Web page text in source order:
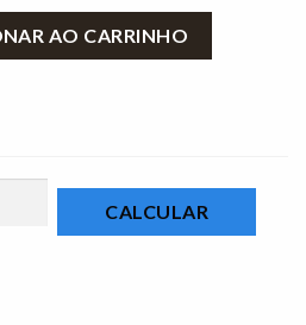
AO CARRINHO